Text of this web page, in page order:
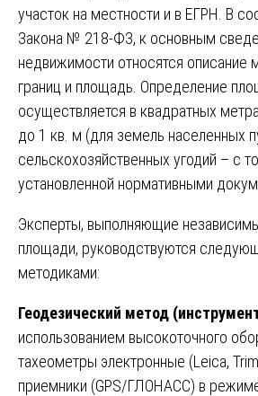
участок на местности и в ЕГРН. В
Закона № 218-ФЗ, к основным
недвижимости относятся описание
границ и площадь. Определение
осуществляется в квадратных
до 1 кв. м (для земель населенных
сельскохозяйственных угодий – с
установленной нормативными
Эксперты, выполняющие
площади, руководствуются
методиками:
Геодезический метод
использованием высокоточного
тахеометры электронные (Leica,
приемники (GPS/ГЛОНАСС) в